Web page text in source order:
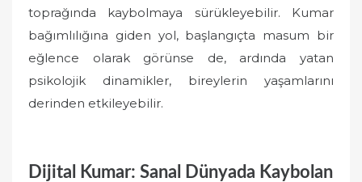
toprağında kaybolmaya sürükleyebilir. Kumar
bağımlılığına giden yol, başlangıçta masum bir
eğlence olarak görünse de, ardında yatan
psikolojik dinamikler, bireylerin yaşamlarını
derinden etkileyebilir.
Dijital Kumar: Sanal Dünyada Kaybolan